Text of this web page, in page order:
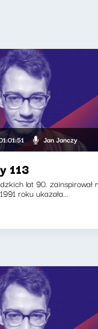
Jan Janczy
113
lat 90. zainspirował
roku ukazała...